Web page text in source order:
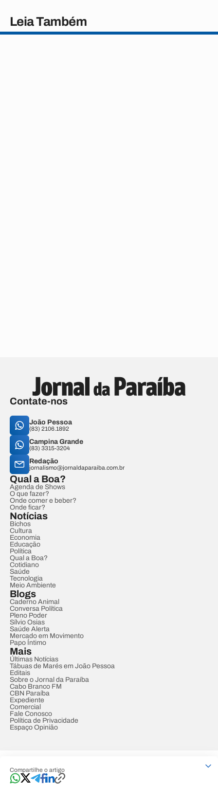
Compartilhe o artigo
Leia Também
Contate-nos
João Pessoa
(83) 2106.1892
Campina Grande
(83) 3315-3204
Redação
jornalismo@jornaldaparaiba.com.br
Qual a Boa?
Agenda de Shows
O que fazer?
Onde comer e beber?
Onde ficar?
Notícias
Bichos
Cultura
Economia
Educação
Política
Qual a Boa?
Cotidiano
Saúde
Tecnologia
Meio Ambiente
Blogs
Caderno Animal
Conversa Política
Pleno Poder
Sílvio Osias
Saúde Alerta
Mercado em Movimento
Papo Íntimo
Mais
Últimas Notícias
Tábuas de Marés em João Pessoa
Editais
Sobre o Jornal da Paraíba
Cabo Branco FM
CBN Paraíba
Expediente
Comercial
Fale Conosco
Política de Privacidade
Espaço Opinião
Developed by Designed by